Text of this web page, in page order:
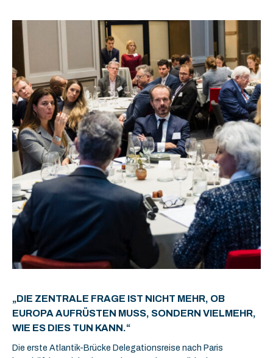
„DIE ZENTRALE FRAGE IST NICHT MEHR, OB
EUROPA AUFRÜSTEN MUSS, SONDERN VIELMEHR,
WIE ES DIES TUN KANN.“
Die erste Atlantik-Brücke Delegationsreise nach Paris